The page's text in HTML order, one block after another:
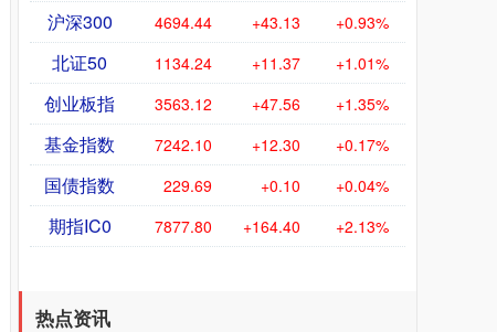
沪深300 4694.44 +43.13 +0.93%
北证50 1134.24 +11.37 +1.01%
创业板指 3563.12 +47.56 +1.35%
基金指数 7242.10 +12.30 +0.17%
国债指数 229.69 +0.10 +0.04%
期指IC0 7877.80 +164.40 +2.13%
热点资讯